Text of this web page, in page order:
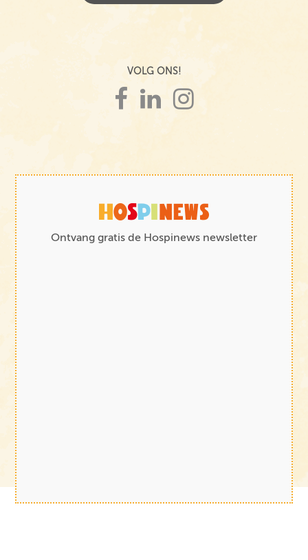
VOLG ONS!
Ontvang gratis de Hospinews newsletter